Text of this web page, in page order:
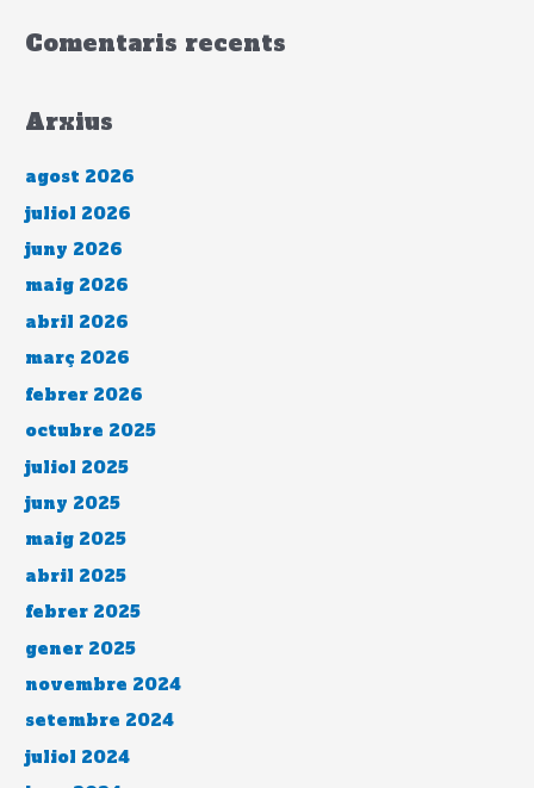
Comentaris recents
Arxius
agost 2026
juliol 2026
juny 2026
maig 2026
abril 2026
març 2026
febrer 2026
octubre 2025
juliol 2025
juny 2025
maig 2025
abril 2025
febrer 2025
gener 2025
novembre 2024
setembre 2024
juliol 2024